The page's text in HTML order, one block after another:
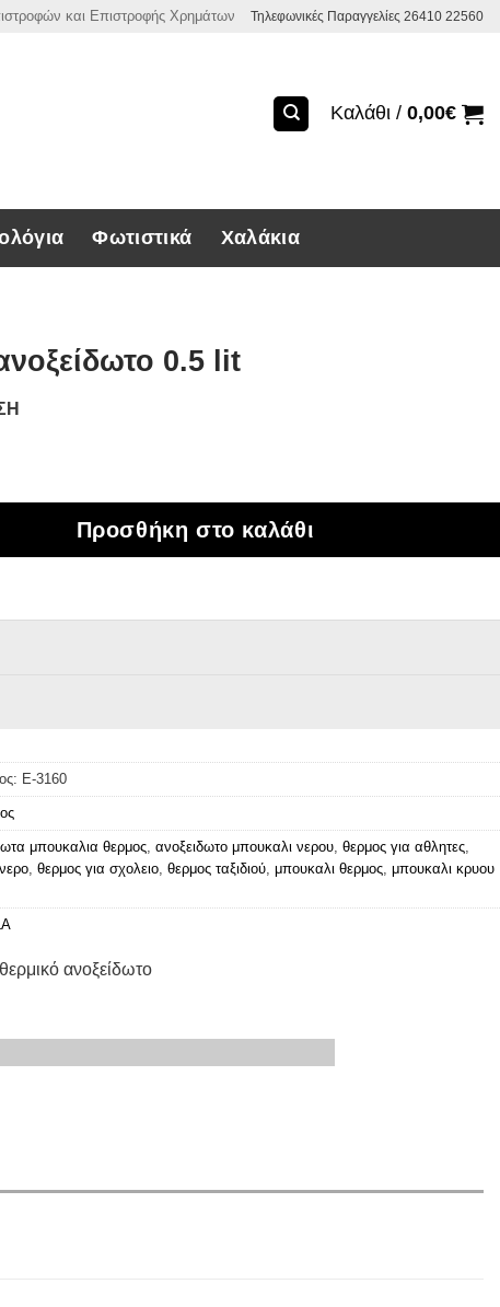
και Επιστροφής Χρημάτων Τηλεφωνικές Παραγγελίες 26410 22560
Καλάθι / 0,00€
Φωτιστικά Χαλάκια
0.5 lit
ανοξείδωτο 0.5 lit ποσότητα
Προσθήκη στο καλάθι
Ε-3160
μπουκαλια θερμος, ανοξειδωτο μπουκαλι νερου, θερμος για αθλητες,
, θερμος για σχολειο, θερμος ταξιδιού, μπουκαλι θερμος, μπουκαλι κρυου
ανοξείδωτο